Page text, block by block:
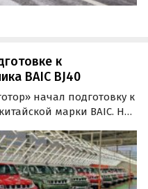
к
BAIC BJ40
начал подготовку к
марки BAIC. На
BAIC BJ40.